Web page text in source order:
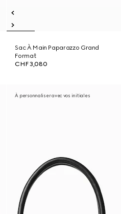
Sac À Main Paparazzo Grand
Format
CHF 3,080
À personnaliser avec vos initiales